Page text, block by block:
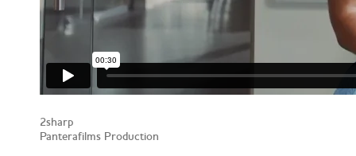
2sharp
Panterafilms Production